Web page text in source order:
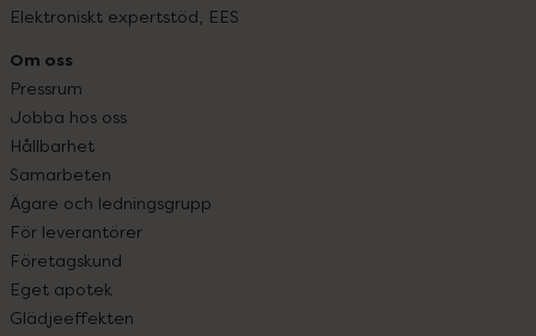
Elektroniskt expertstöd, EES
Om oss
Pressrum
Jobba hos oss
Hållbarhet
Samarbeten
Ägare och ledningsgrupp
För leverantörer
Företagskund
Eget apotek
Glädjeeffekten